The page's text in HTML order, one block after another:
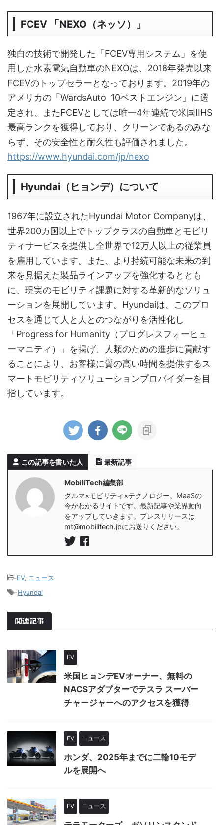
FCEV 「NEXO（ネッソ）」
独自の技術で開発した「FCEV専用システム」を使
用した水素電気自動車のNEXOは、2018年発売以来
FCEVのトップセラーとなっております。2019年の
アメリカの「WardsAuto 10ベストエンジン」に選
定され、またFCEVとしては唯一4年連続で米国IIHS
最高ランクを獲得しており、クリーンであるのみな
らず、その安全性と耐久性も評価されました。
https://www.hyundai.com/jp/nexo
Hyundai（ヒョンデ）について
1967年に設立されたHyundai Motor Companyは、
世界200カ国以上でトップクラスの自動車とモビリ
ティサービスを提供し全世界で12万人以上の従業員
を雇用しています。また、より持続可能な未来の到
来を見据えた製品ラインアップを強化するととも
に、現実のモビリティ課題に対する革新的なソリュ
ーションを展開しています。Hyundaiは、このプロ
セスを通じて人と人とのつながりを活性化し
「Progress for Humanity（プログレスフォーヒュ
ーマニティ）」を掲げ、人類のための進歩に貢献す
ることにより、お客様に質の高い時間を提供するス
マートモビリティソリューションプロバイダーを目
指しています。
この記事を書いた人 最新記事
MobiliTech編集部
クルマ×モビリティ×テクノロジー。MaaSの
今がわかるサイトです。最新記事や業界動向
をアップしていきます。プレスリリースは
mt@mobilitech.jpにお送りください。
-EV, ニュース
-Hyundai
関連記事
EV
米国ヒョンデEVオーナー、無料の
NACSアダプターでテスラ スーパー
チャージャーへのアクセスを獲得
EV ニュース
ホンダ、2025年までに二輪10モデ
ルを展開へ
EV ニュース